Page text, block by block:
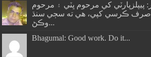
پيپلزپارٽي کي مرحوم ڀٽي ۽ مرحوم
صرف ڪرسي کپي، هي ته سڄي سنڌ
وڪڻ...
Bhagumal: Good work. Do it...